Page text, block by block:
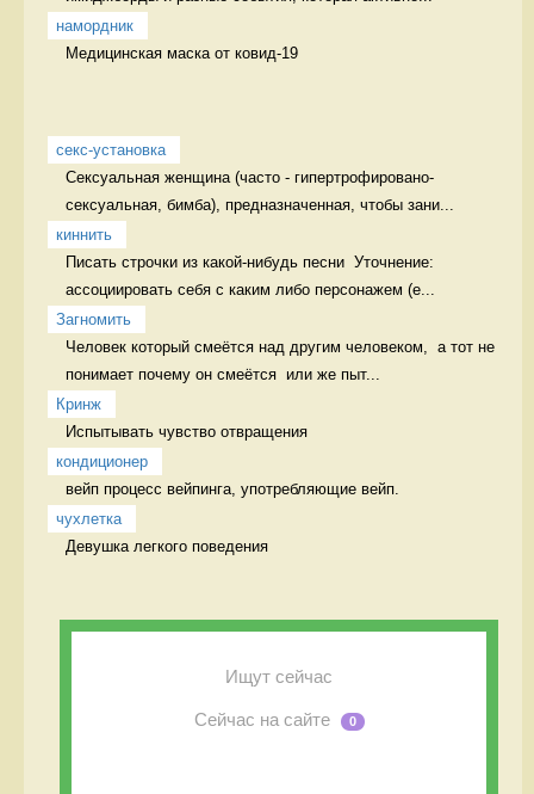
намордник
Медицинская маска от ковид-19
секс-установка
Сексуальная женщина (часто - гипертрофировано-
сексуальная, бимба), предназначенная, чтобы зани...
киннить
Писать строчки из какой-нибудь песни  Уточнение:
ассоциировать себя с каким либо персонажем (е...
Загномить
Человек который смеётся над другим человеком,  а тот не
понимает почему он смеётся  или же пыт...
Кринж
Испытывать чувство отвращения
кондиционер
вейп процесс вейпинга, употребляющие вейп.
чухлетка
Девушка легкого поведения
Ищут сейчас
Сейчас на сайте 0